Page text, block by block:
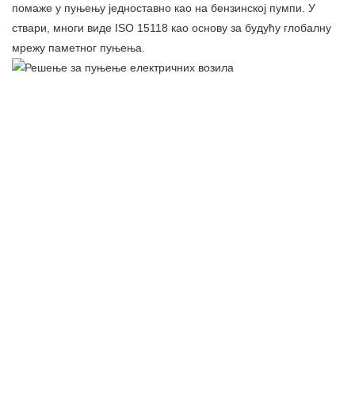
помаже у пуњењу једноставно као на бензинској пумпи. У
ствари, многи виде ISO 15118 као основу за будућу глобалну
мрежу паметног пуњења.